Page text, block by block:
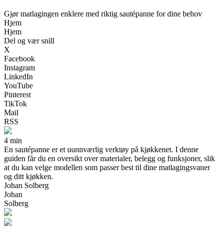
Gjør matlagingen enklere med riktig sautépanne for dine behov
Hjem
Hjem
Del og vær snill
X
Facebook
Instagram
LinkedIn
YouTube
Pinterest
TikTok
Mail
RSS
4 min
En sautépanne er et uunnværlig verktøy på kjøkkenet. I denne
guiden får du en oversikt over materialer, belegg og funksjoner, slik
at du kan velge modellen som passer best til dine matlagingsvaner
og ditt kjøkken.
Johan Solberg
Johan
Solberg